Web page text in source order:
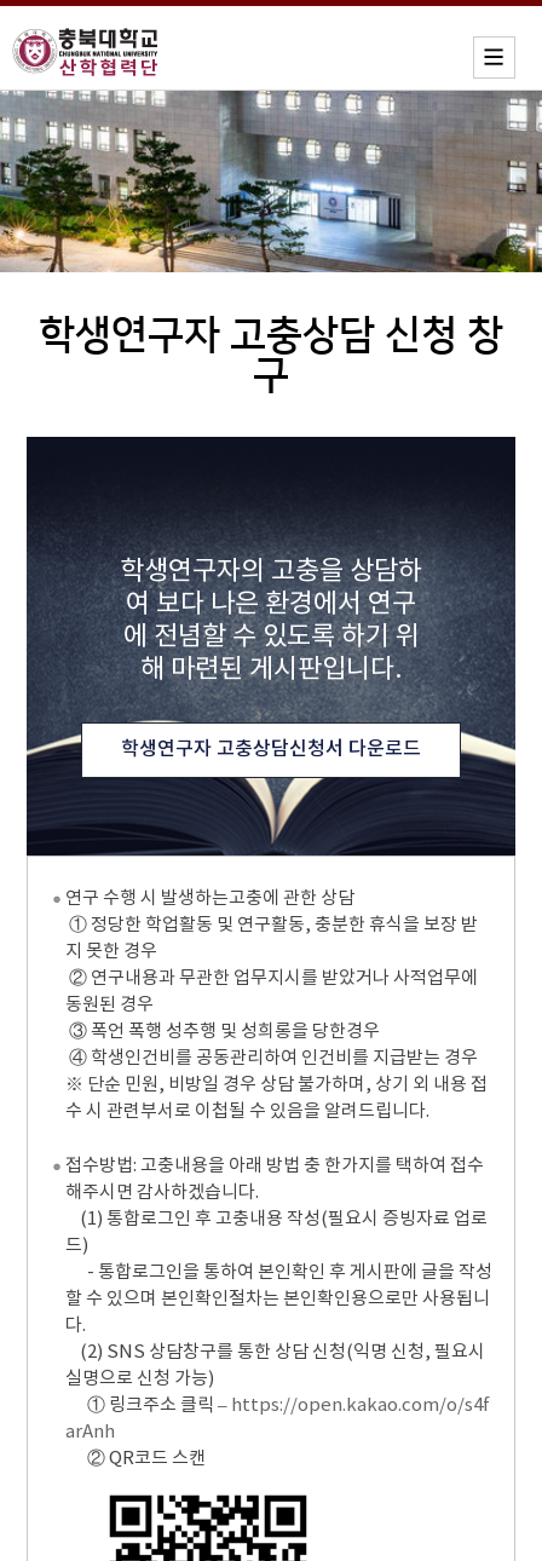
학생연구자 고충상담 신청 창
구
학생연구자의 고충을 상담하
여 보다 나은 환경에서 연구
에 전념할 수 있도록 하기 위
해 마련된 게시판입니다.
학생연구자 고충상담신청서 다운로드
연구 수행 시 발생하는고충에 관한 상담
① 정당한 학업활동 및 연구활동, 충분한 휴식을 보장 받
지 못한 경우
② 연구내용과 무관한 업무지시를 받았거나 사적업무에
동원된 경우
③ 폭언 폭행 성추행 및 성희롱을 당한경우
④ 학생인건비를 공동관리하여 인건비를 지급받는 경우
※ 단순 민원, 비방일 경우 상담 불가하며, 상기 외 내용 접
수 시 관련부서로 이첩될 수 있음을 알려드립니다.
접수방법: 고충내용을 아래 방법 충 한가지를 택하여 접수
해주시면 감사하겠습니다.
(1) 통합로그인 후 고충내용 작성(필요시 증빙자료 업로
드)
- 통합로그인을 통하여 본인확인 후 게시판에 글을 작성
할 수 있으며 본인확인절차는 본인확인용으로만 사용됩니
다.
(2) SNS 상담창구를 통한 상담 신청(익명 신청, 필요시
실명으로 신청 가능)
① 링크주소 클릭 – https://open.kakao.com/o/s4f
arAnh
② QR코드 스캔